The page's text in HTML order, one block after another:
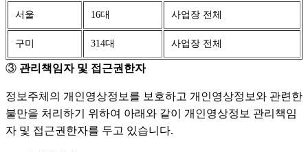
서울 16대 사업장 전체
구미 314대 사업장 전체
③ 관리책임자 및 접근권한자
정보주체의 개인영상정보를 보호하고 개인영상정보와 관련한
불만을 처리하기 위하여 아래와 같이 개인영상정보 관리책임
자 및 접근권한자를 두고 있습니다.